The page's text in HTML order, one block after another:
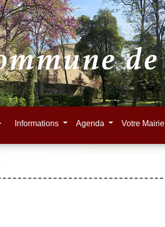
Informations Agenda Votre Mairie